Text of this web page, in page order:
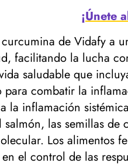
¡Únete
de Vidafy a
facilitando la lucha
saludable que
combatir la
la inflamación
salmón, las semillas
Los alimentos
el control de las